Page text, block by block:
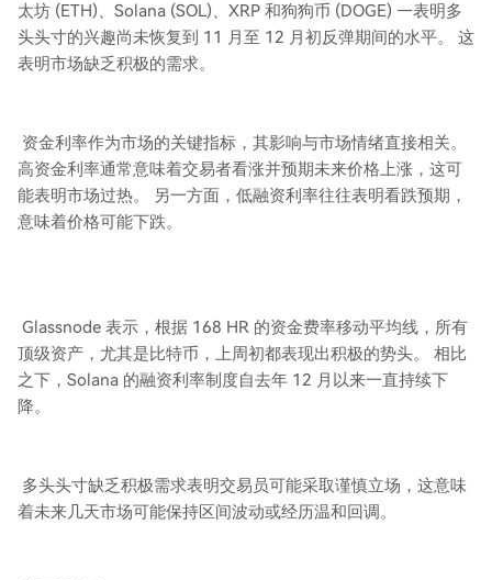
太坊 (ETH)、Solana (SOL)、XRP 和狗狗币 (DOGE) —表明多
头头寸的兴趣尚未恢复到 11 月至 12 月初反弹期间的水平。 这
表明市场缺乏积极的需求。
资金利率作为市场的关键指标，其影响与市场情绪直接相关。
高资金利率通常意味着交易者看涨并预期未来价格上涨，这可
能表明市场过热。 另一方面，低融资利率往往表明看跌预期，
意味着价格可能下跌。
Glassnode 表示，根据 168 HR 的资金费率移动平均线，所有
顶级资产，尤其是比特币，上周初都表现出积极的势头。 相比
之下，Solana 的融资利率制度自去年 12 月以来一直持续下
降。
多头头寸缺乏积极需求表明交易员可能采取谨慎立场，这意味
着未来几天市场可能保持区间波动或经历温和回调。